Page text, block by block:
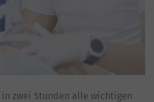
zwei Stunden alle wichtigen